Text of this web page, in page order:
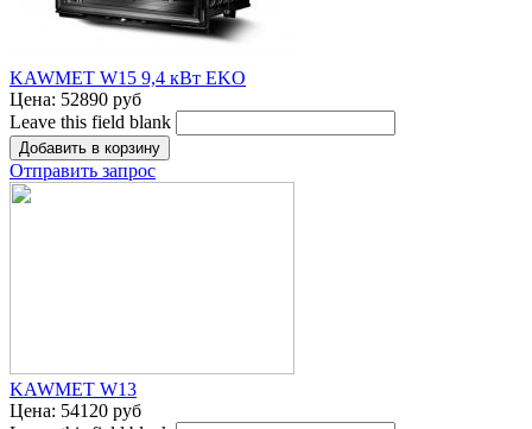
KAWMET W15 9,4 кВт EKO
Цена: 52890 руб
Leave this field blank
Отправить запрос
KAWMET W13
Цена: 54120 руб